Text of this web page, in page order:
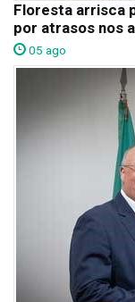
Floresta arrisca
por atrasos nos
05 ago